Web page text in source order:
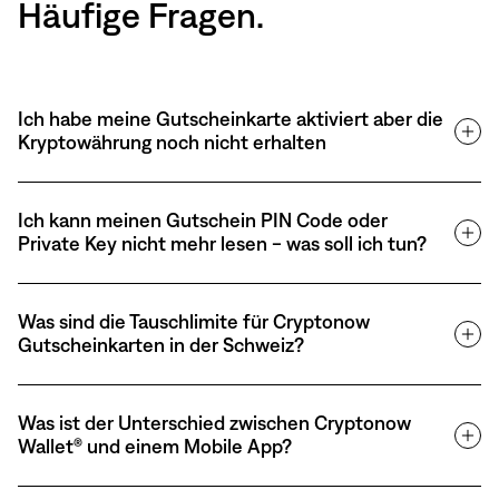
Häufige Fragen.
Ich habe meine Gutscheinkarte aktiviert aber die
Kryptowährung noch nicht erhalten
Ich kann meinen Gutschein PIN Code oder
Private Key nicht mehr lesen - was soll ich tun?
Was sind die Tauschlimite für Cryptonow
Gutscheinkarten in der Schweiz?
Was ist der Unterschied zwischen Cryptonow
Wallet® und einem Mobile App?